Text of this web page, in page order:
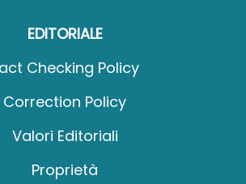
EDITORIALE
Checking Policy
Correction Policy
Valori Editoriali
Proprietà